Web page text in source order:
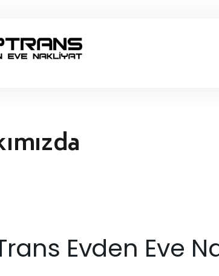
Evden Eve